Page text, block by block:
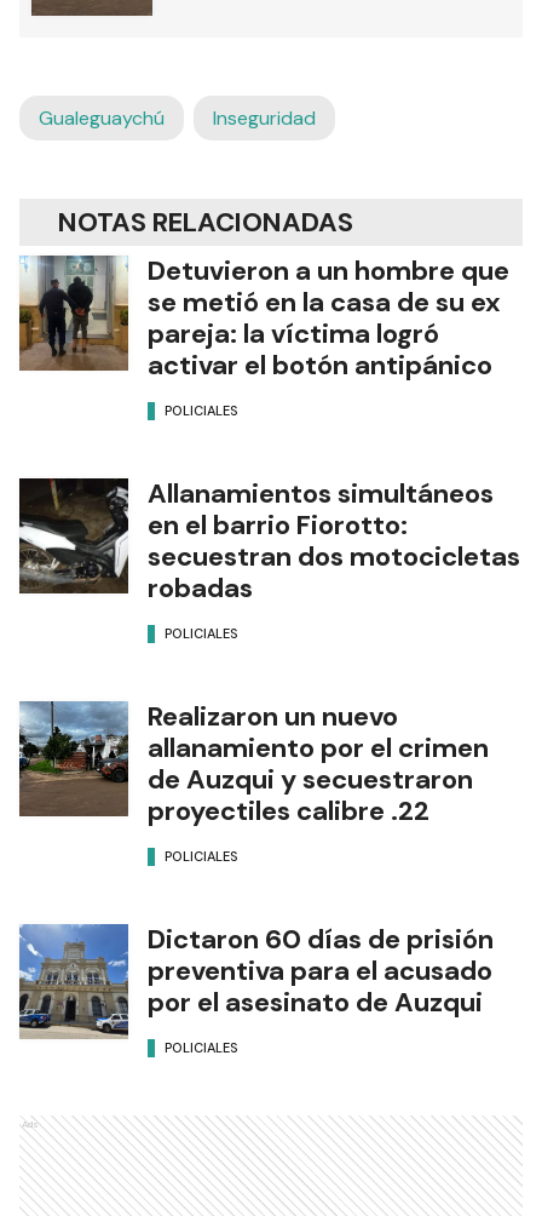
Gualeguaychú Inseguridad
NOTAS RELACIONADAS
Detuvieron a un hombre que
se metió en la casa de su ex
pareja: la víctima logró
activar el botón antipánico
POLICIALES
Allanamientos simultáneos
en el barrio Fiorotto:
secuestran dos motocicletas
robadas
POLICIALES
Realizaron un nuevo
allanamiento por el crimen
de Auzqui y secuestraron
proyectiles calibre .22
POLICIALES
Dictaron 60 días de prisión
preventiva para el acusado
por el asesinato de Auzqui
POLICIALES
Ads